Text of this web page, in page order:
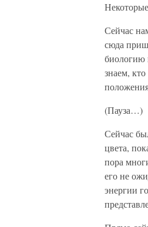
Сейчас
сюда
биологию
знаем,
(Пауза…)
Сейчас
цвета,
пора
его не
энергии